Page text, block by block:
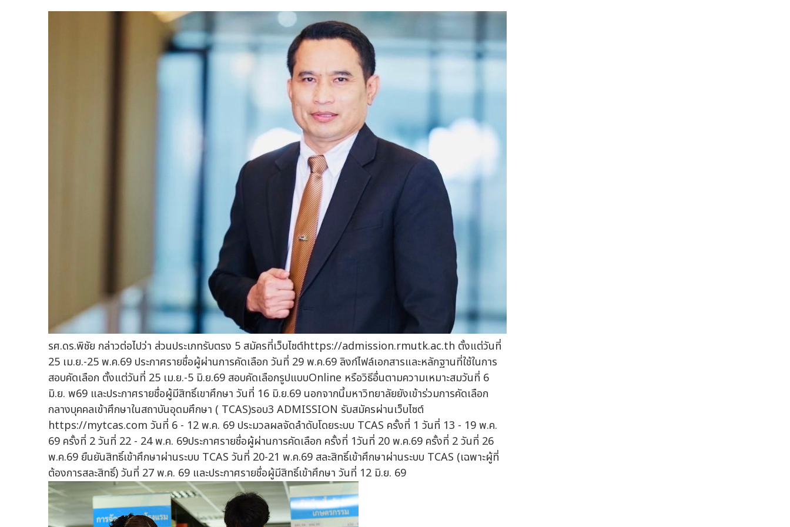
รศ.ดร.พิชัย กล่าวต่อไปว่า ส่วนประเภทรับตรง 5 สมัครที่เว็บไซต์https://admission.rmutk.ac.th ตั้งแต่วันที่
25 เม.ย.-25 พ.ค.69 ประกาศรายชื่อผู้ผ่านการคัดเลือก วันที่ 29 พ.ค.69 ลิงก์ไฟล์เอกสารและหลักฐานที่ใช้ในการ
สอบคัดเลือก ตั้งแต่วันที่ 25 เม.ย.-5 มิ.ย.69 สอบคัดเลือกรูปแบบOnline หรือวิธีอื่นตามความเหมาะสมวันที่ 6
มิ.ย. พ69 และประกาศรายชื่อผู้มีสิทธิ์เขาศึกษา วันที่ 16 มิ.ย.69 นอกจากนี้มหาวิทยาลัยยังเข้าร่วมการคัดเลือก
กลางบุคคลเข้าศึกษาในสถาบันอุดมศึกษา ( TCAS)รอบ3 ADMISSION รับสมัครผ่านเว็บไซต์
https://mytcas.com วันที่ 6 - 12 พ.ค. 69 ประมวลผลจัดลำดับโดยระบบ TCAS ครั้งที่ 1 วันที่ 13 - 19 พ.ค.
69 ครั้งที่ 2 วันที่ 22 - 24 พ.ค. 69ประกาศรายชื่อผู้ผ่านการคัดเลือก ครั้งที่ 1วันที่ 20 พ.ค.69 ครั้งที่ 2 วันที่ 26
พ.ค.69 ยืนยันสิทธิ์เข้าศึกษาผ่านระบบ TCAS วันที่ 20-21 พ.ค.69 สละสิทธิ์เข้าศึกษาผ่านระบบ TCAS (เฉพาะผู้ที่
ต้องการสละสิทธิ์) วันที่ 27 พ.ค. 69 และประกาศรายชื่อผู้มีสิทธิ์เข้าศึกษา วันที่ 12 มิ.ย. 69